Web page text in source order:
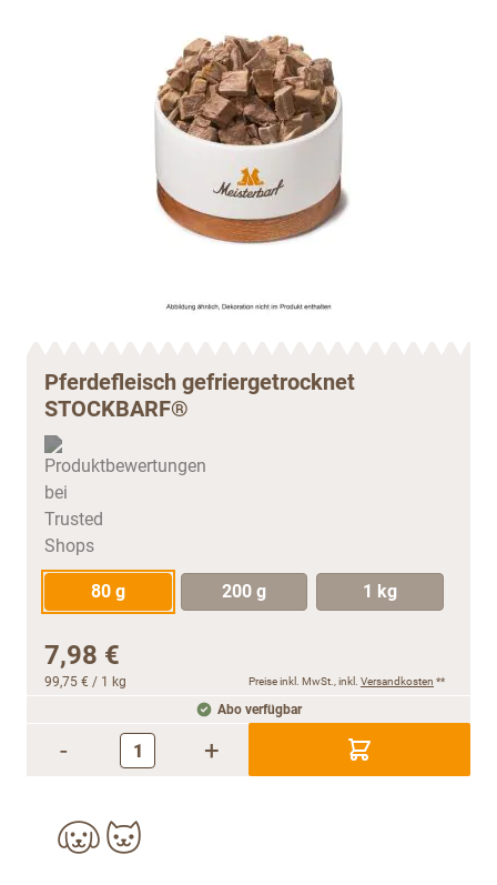
Pferdefleisch gefriergetrocknet
STOCKBARF®
80 g 200 g 1 kg
7,98 €
99,75 € / 1 kg Preise inkl. MwSt., inkl. Versandkosten **
Abo verfügbar
- +